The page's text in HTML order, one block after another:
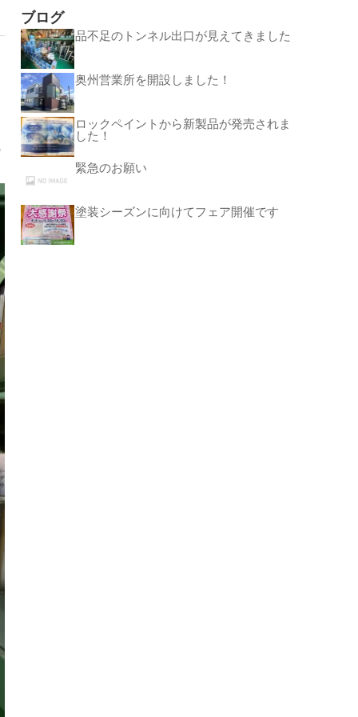
ブログ
品不足のトンネル出口が見えてきました
奥州営業所を開設しました！
ロックペイントから新製品が発売されま
した！
緊急のお願い
塗装シーズンに向けてフェア開催です